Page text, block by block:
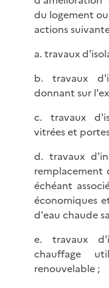
du logement
actions
a. travaux
b. travaux
donnant sur
c. travaux
vitrées et
d. travaux
remplacement
échéant
économiques
d'eau chaude
e. travaux
chauffage
renouvelable ;